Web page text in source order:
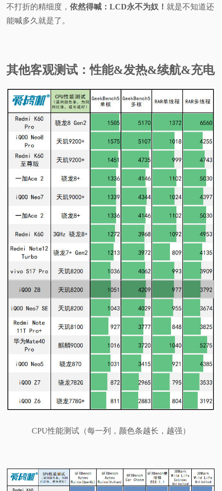
不打折的精细度，依然得喊：LCD永不为奴！ 就是不知道还
能喊多久就是了。
其他客观测试：性能&发热&续航&充电
CPU性能测试（每一列，颜色条越长，越强）